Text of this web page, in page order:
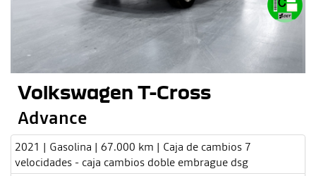
Volkswagen T-Cross
Advance
2021 | Gasolina | 67.000 km | Caja de cambios 7
velocidades - caja cambios doble embrague dsg